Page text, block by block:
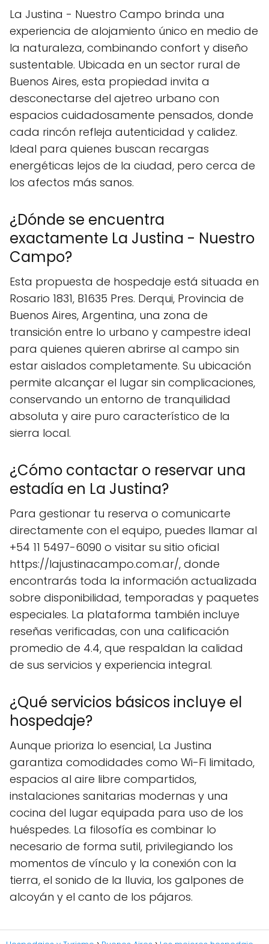
La Justina - Nuestro Campo brinda una
experiencia de alojamiento único en medio de
la naturaleza, combinando confort y diseño
sustentable. Ubicada en un sector rural de
Buenos Aires, esta propiedad invita a
desconectarse del ajetreo urbano con
espacios cuidadosamente pensados, donde
cada rincón refleja autenticidad y calidez.
Ideal para quienes buscan recargas
energéticas lejos de la ciudad, pero cerca de
los afectos más sanos.
¿Dónde se encuentra
exactamente La Justina - Nuestro
Campo?
Esta propuesta de hospedaje está situada en
Rosario 1831, B1635 Pres. Derqui, Provincia de
Buenos Aires, Argentina, una zona de
transición entre lo urbano y campestre ideal
para quienes quieren abrirse al campo sin
estar aislados completamente. Su ubicación
permite alcançar el lugar sin complicaciones,
conservando un entorno de tranquilidad
absoluta y aire puro característico de la
sierra local.
¿Cómo contactar o reservar una
estadía en La Justina?
Para gestionar tu reserva o comunicarte
directamente con el equipo, puedes llamar al
+54 11 5497-6090 o visitar su sitio oficial
https://lajustinacampo.com.ar/, donde
encontrarás toda la información actualizada
sobre disponibilidad, temporadas y paquetes
especiales. La plataforma también incluye
reseñas verificadas, con una calificación
promedio de 4.4, que respaldan la calidad
de sus servicios y experiencia integral.
¿Qué servicios básicos incluye el
hospedaje?
Aunque prioriza lo esencial, La Justina
garantiza comodidades como Wi-Fi limitado,
espacios al aire libre compartidos,
instalaciones sanitarias modernas y una
cocina del lugar equipada para uso de los
huéspedes. La filosofía es combinar lo
necesario de forma sutil, privilegiando los
momentos de vínculo y la conexión con la
tierra, el sonido de la lluvia, los galpones de
alcoyán y el canto de los pájaros.